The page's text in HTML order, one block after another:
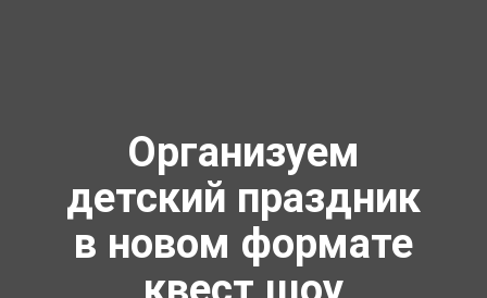
Организуем
детский праздник
в новом формате